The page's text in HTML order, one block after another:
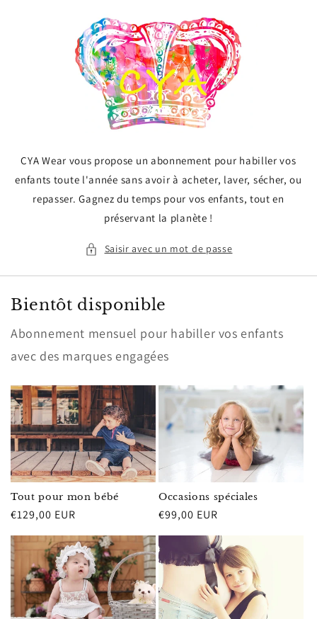
CYA Wear vous propose un abonnement pour habiller vos
enfants toute l'année sans avoir à acheter, laver, sécher, ou
repasser. Gagnez du temps pour vos enfants, tout en
préservant la planète !
Saisir avec un mot de passe
Bientôt disponible
Abonnement mensuel pour habiller vos enfants
avec des marques engagées
Tout pour mon bébé
Prix
€129,00 EUR
Occasions spéciales
Prix
€99,00 EUR